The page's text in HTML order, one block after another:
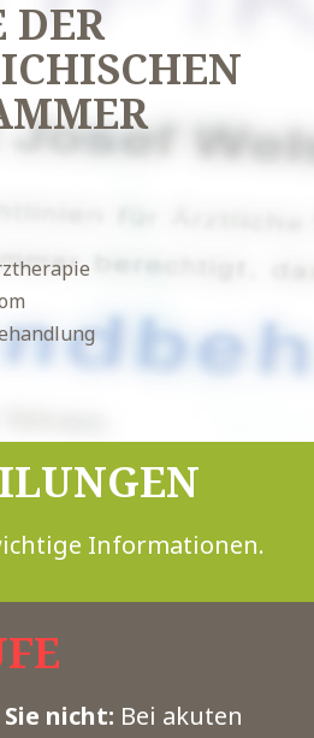
DER
Informationen.
nicht: Bei akuten